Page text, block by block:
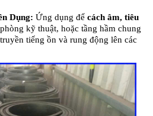
Dụng: Ứng dụng để cách âm, tiêu
kỹ thuật, hoặc tầng hầm chung
tiếng ồn và rung động lên các